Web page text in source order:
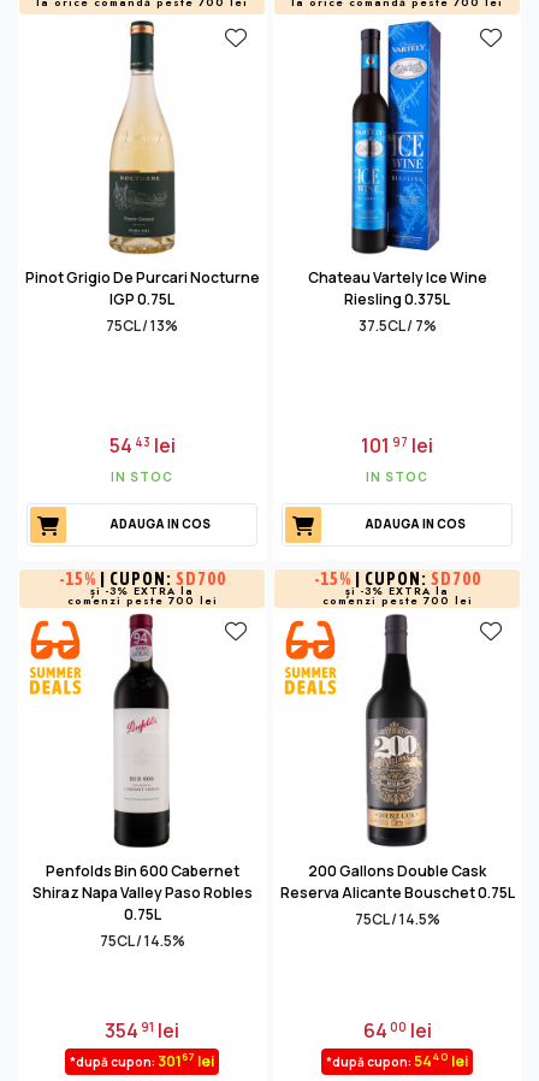
Pinot Grigio De Purcari Nocturne
IGP 0.75L
75CL / 13%
54 43 lei
IN STOC
ADAUGA IN COS
Chateau Vartely Ice Wine
Riesling 0.375L
37.5CL / 7%
10197 lei
IN STOC
ADAUGA IN COS
-15% | CUPON: SD700
și -3% EXTRA la
comenzi peste 700 lei
Penfolds Bin 600 Cabernet
Shiraz Napa Valley Paso Robles
0.75L
75CL / 14.5%
35491 lei
*după cupon: 30167 lei
-15% | CUPON: SD700
și -3% EXTRA la
comenzi peste 700 lei
200 Gallons Double Cask
Reserva Alicante Bouschet 0.75L
75CL / 14.5%
6400 lei
*după cupon: 5440 lei